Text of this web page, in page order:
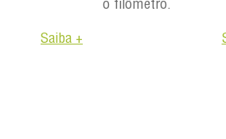
Saiba +
o filômetro.